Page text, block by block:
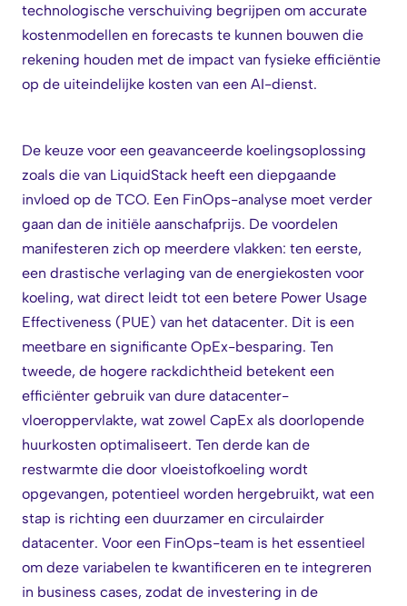
technologische verschuiving begrijpen om accurate
kostenmodellen en forecasts te kunnen bouwen die
rekening houden met de impact van fysieke efficiëntie
op de uiteindelijke kosten van een AI-dienst.
De keuze voor een geavanceerde koelingsoplossing
zoals die van LiquidStack heeft een diepgaande
invloed op de TCO. Een FinOps-analyse moet verder
gaan dan de initiële aanschafprijs. De voordelen
manifesteren zich op meerdere vlakken: ten eerste,
een drastische verlaging van de energiekosten voor
koeling, wat direct leidt tot een betere Power Usage
Effectiveness (PUE) van het datacenter. Dit is een
meetbare en significante OpEx-besparing. Ten
tweede, de hogere rackdichtheid betekent een
efficiënter gebruik van dure datacenter-
vloeroppervlakte, wat zowel CapEx als doorlopende
huurkosten optimaliseert. Ten derde kan de
restwarmte die door vloeistofkoeling wordt
opgevangen, potentieel worden hergebruikt, wat een
stap is richting een duurzamer en circulairder
datacenter. Voor een FinOps-team is het essentieel
om deze variabelen te kwantificeren en te integreren
in business cases, zodat de investering in de